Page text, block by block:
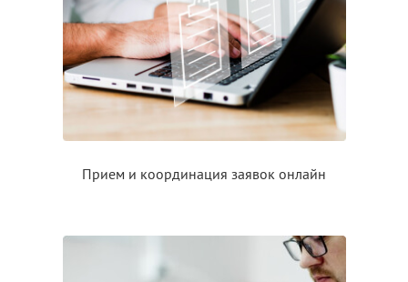
Прием и координация заявок онлайн